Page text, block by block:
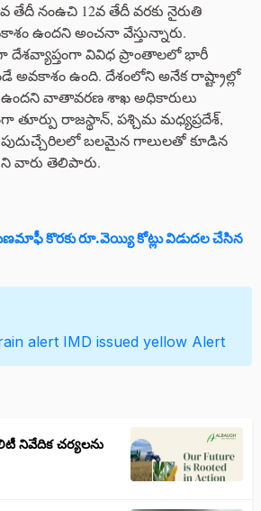
తేదీ నంఉచి 12వ తేదీ వరకు నైరుతి
ఉందని అంచనా వేస్తున్నారు.
దేశవ్యాప్తంగా వివిధ ప్రాంతాలలో భారీ
అవకాశం ఉంది. దేశంలోని అనేక రాష్ట్రాల్లో
ఉందని వాతావరణ శాఖ అధికారులు
తూర్పు రాజస్థాన్, పశ్చిమ మధ్యప్రదేశ్,
బలమైన గాలులతో కూడిన
వారు తెలిపారు.
కొరకు రూ.వెయ్యి కోట్లు విడుదల చేసిన
alert IMD issued yellow Alert
నివేదిక చర్యలను